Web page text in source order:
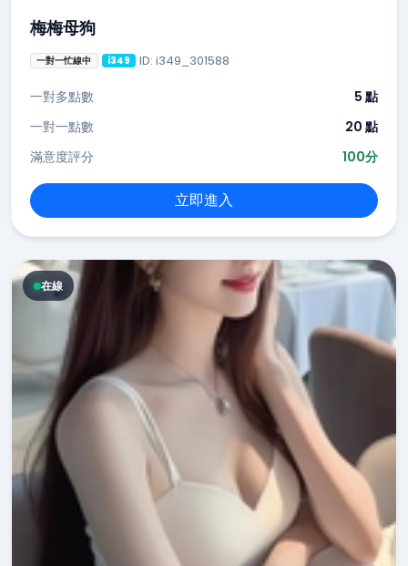
梅梅母狗
一對一忙線中 i349 ID: i349_301588
一對多點數
5 點
一對一點數
20 點
滿意度評分
100分
立即進入
在線